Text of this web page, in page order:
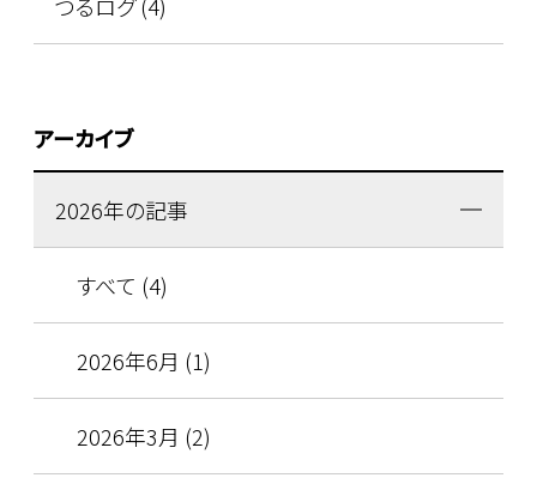
アーカイブ
2026年の記事
すべて (4)
2026年6月 (1)
2026年3月 (2)